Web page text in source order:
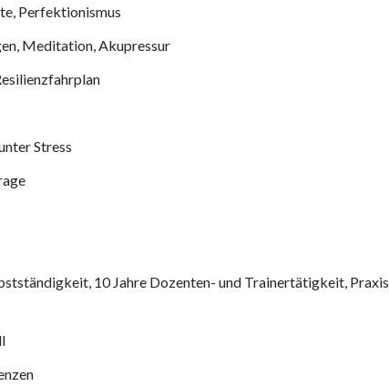
Perfektionismus
Meditation, Akupressur
Stress
10 Jahre Dozenten- und Trainertätigkeit, Praxis